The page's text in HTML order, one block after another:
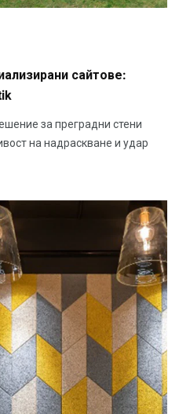
сайтове:
за преградни стени
на надраскване и удар